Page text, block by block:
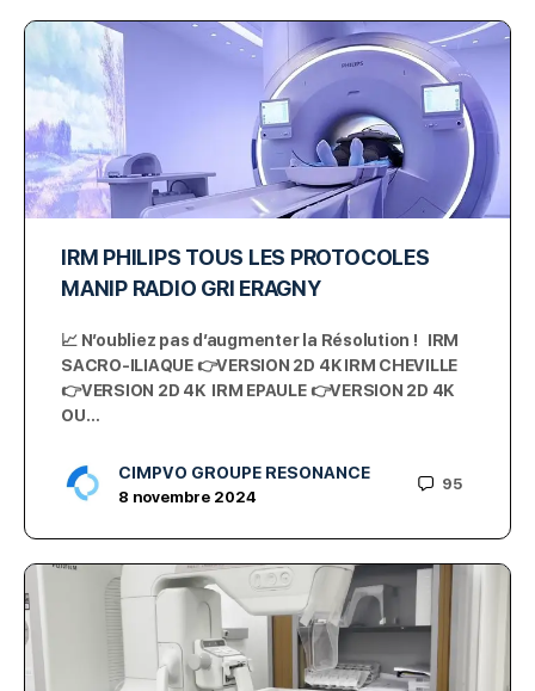
IRM PHILIPS TOUS LES PROTOCOLES
MANIP RADIO GRI ERAGNY
📈 N’oubliez pas d’augmenter la Résolution ! IRM
SACRO-ILIAQUE 👉VERSION 2D 4K IRM CHEVILLE
👉VERSION 2D 4K IRM EPAULE 👉VERSION 2D 4K
OU…
CIMPVO GROUPE RESONANCE
8 novembre 2024
95